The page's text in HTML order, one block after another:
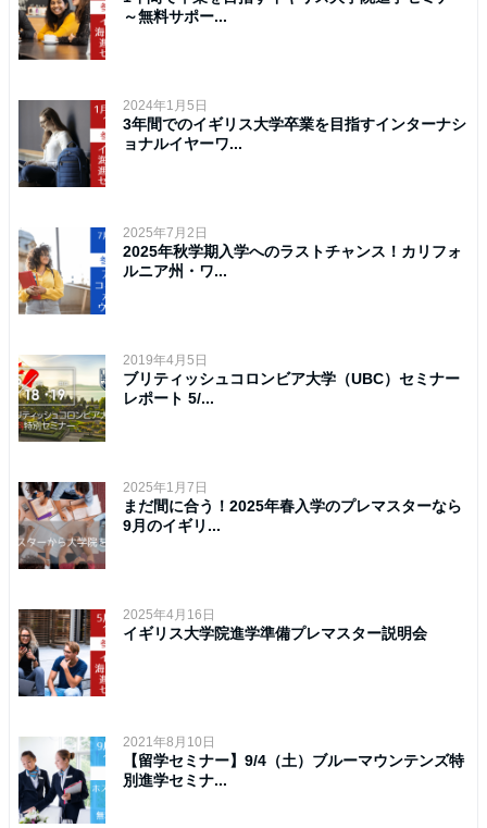
～無料サポー...
2024年1月5日
3年間でのイギリス大学卒業を目指すインターナシ
ョナルイヤーワ...
2025年7月2日
2025年秋学期入学へのラストチャンス！カリフォ
ルニア州・ワ...
2019年4月5日
ブリティッシュコロンビア大学（UBC）セミナー
レポート 5/...
2025年1月7日
まだ間に合う！2025年春入学のプレマスターなら
9月のイギリ...
2025年4月16日
イギリス大学院進学準備プレマスター説明会
2021年8月10日
【留学セミナー】9/4（土）ブルーマウンテンズ特
別進学セミナ...